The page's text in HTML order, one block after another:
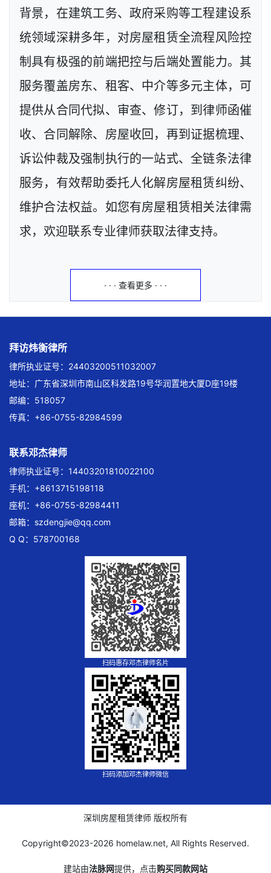
背景，在建筑工务、政府采购等工程建设系
统领域深耕多年，对房屋租赁全流程风险控
制具有极强的前端把控与后端处置能力。其
服务覆盖房东、租客、中介等多元主体，可
提供从合同代拟、审查、修订，到律师函催
收、合同解除、房屋收回，再到证据梳理、
诉讼仲裁及强制执行的一站式、全链条法律
服务，有效帮助委托人化解房屋租赁纠纷、
维护合法权益。如您有房屋租赁相关法律需
求，欢迎联系专业律师获取法律支持。
· · · 查看更多 · · ·
拜访炜衡律所
律所执业证号：24403200511032007
地址：广东省深圳市南山区科发路19号华润置地大厦D座19楼
邮编：518057
传真：+86-0755-82984599
联系邓杰律师
律师执业证号：14403201810022100
手机：+8613715198118
座机：+86-0755-82984411
邮箱： szdengjie@qq.com
Q Q：578700168
扫码惠存邓杰律师名片
扫码添加邓杰律师微信
深圳房屋租赁律师 版权所有
Copyright©2023-2026 homelaw.net, All Rights Reserved.
建站由法脉网提供，点击购买同款网站